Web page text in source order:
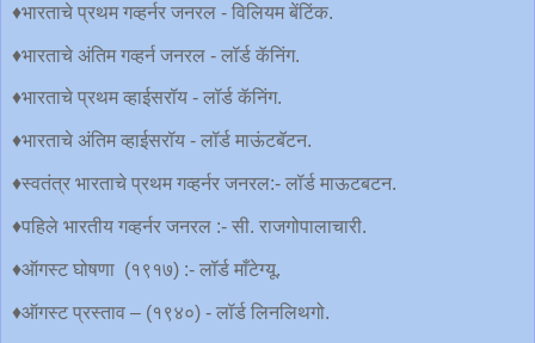
♦️भारताचे प्रथम गव्हर्नर जनरल - विलियम बेंटिंक.
♦️भारताचे अंतिम गव्हर्न जनरल - लॉर्ड कॅनिंग.
♦️भारताचे प्रथम व्हाईसरॉय - लॉर्ड कॅनिंग.
♦️भारताचे अंतिम व्हाईसरॉय - लॉर्ड माऊंटबॅटन.
♦️स्वतंत्र भारताचे प्रथम गव्हर्नर जनरल:- लॉर्ड माऊटबटन.
♦️पहिले भारतीय गव्हर्नर जनरल :- सी. राजगोपालाचारी.
♦️ऑगस्ट घोषणा (१९१७) :- लॉर्ड माँटेग्यू.
♦️ऑगस्ट प्रस्ताव – (१९४०) - लॉर्ड लिनलिथगो.